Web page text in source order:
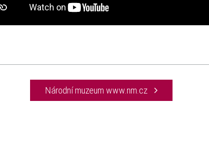
Národní muzeum www.nm.cz